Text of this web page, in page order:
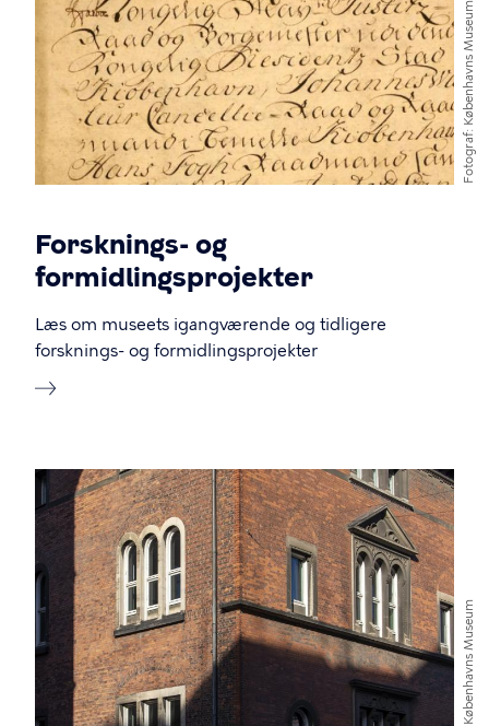
Fotograf
Københavns Museum
Forsknings- og
formidlingsprojekter
Læs om museets igangværende og tidligere
forsknings- og formidlingsprojekter
Københavns Museum